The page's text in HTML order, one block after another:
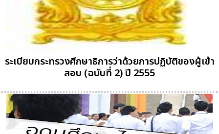
ระเบียบกระทรวงศึกษาธิการว่าด้วยการปฏิบัติของผู้เข้า
สอบ (ฉบับที่ 2) ปี 2555